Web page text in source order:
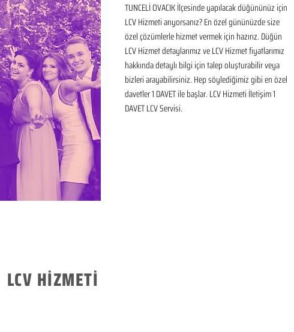
TUNCELİ OVACIK İlçesinde yapılacak düğününüz için
LCV Hizmeti arıyorsanız? En özel gününüzde size
özel çözümlerle hizmet vermek için hazırız. Düğün
LCV Hizmet detaylarımız ve LCV Hizmet fiyatlarımız
hakkında detaylı bilgi için talep oluşturabilir veya
bizleri arayabilirsiniz. Hep söylediğimiz gibi en özel
davetler 1 DAVET ile başlar. LCV Hizmeti İletişim 1
DAVET LCV Servisi.
LCV HİZMETİ